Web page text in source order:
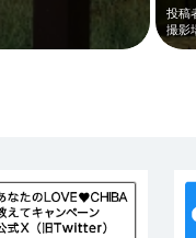
投稿
撮影